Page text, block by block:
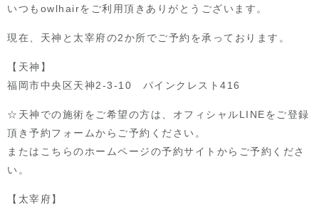
いつもowlhairをご利用頂きありがとうございます。
現在、天神と太宰府の2か所でご予約を承っております。
【天神】
福岡市中央区天神2-3-10 パインクレスト416
☆天神での施術をご希望の方は、オフィシャルLINEをご登録
頂き予約フォームからご予約ください。
またはこちらのホームページの予約サイトからご予約くださ
い。
【太宰府】